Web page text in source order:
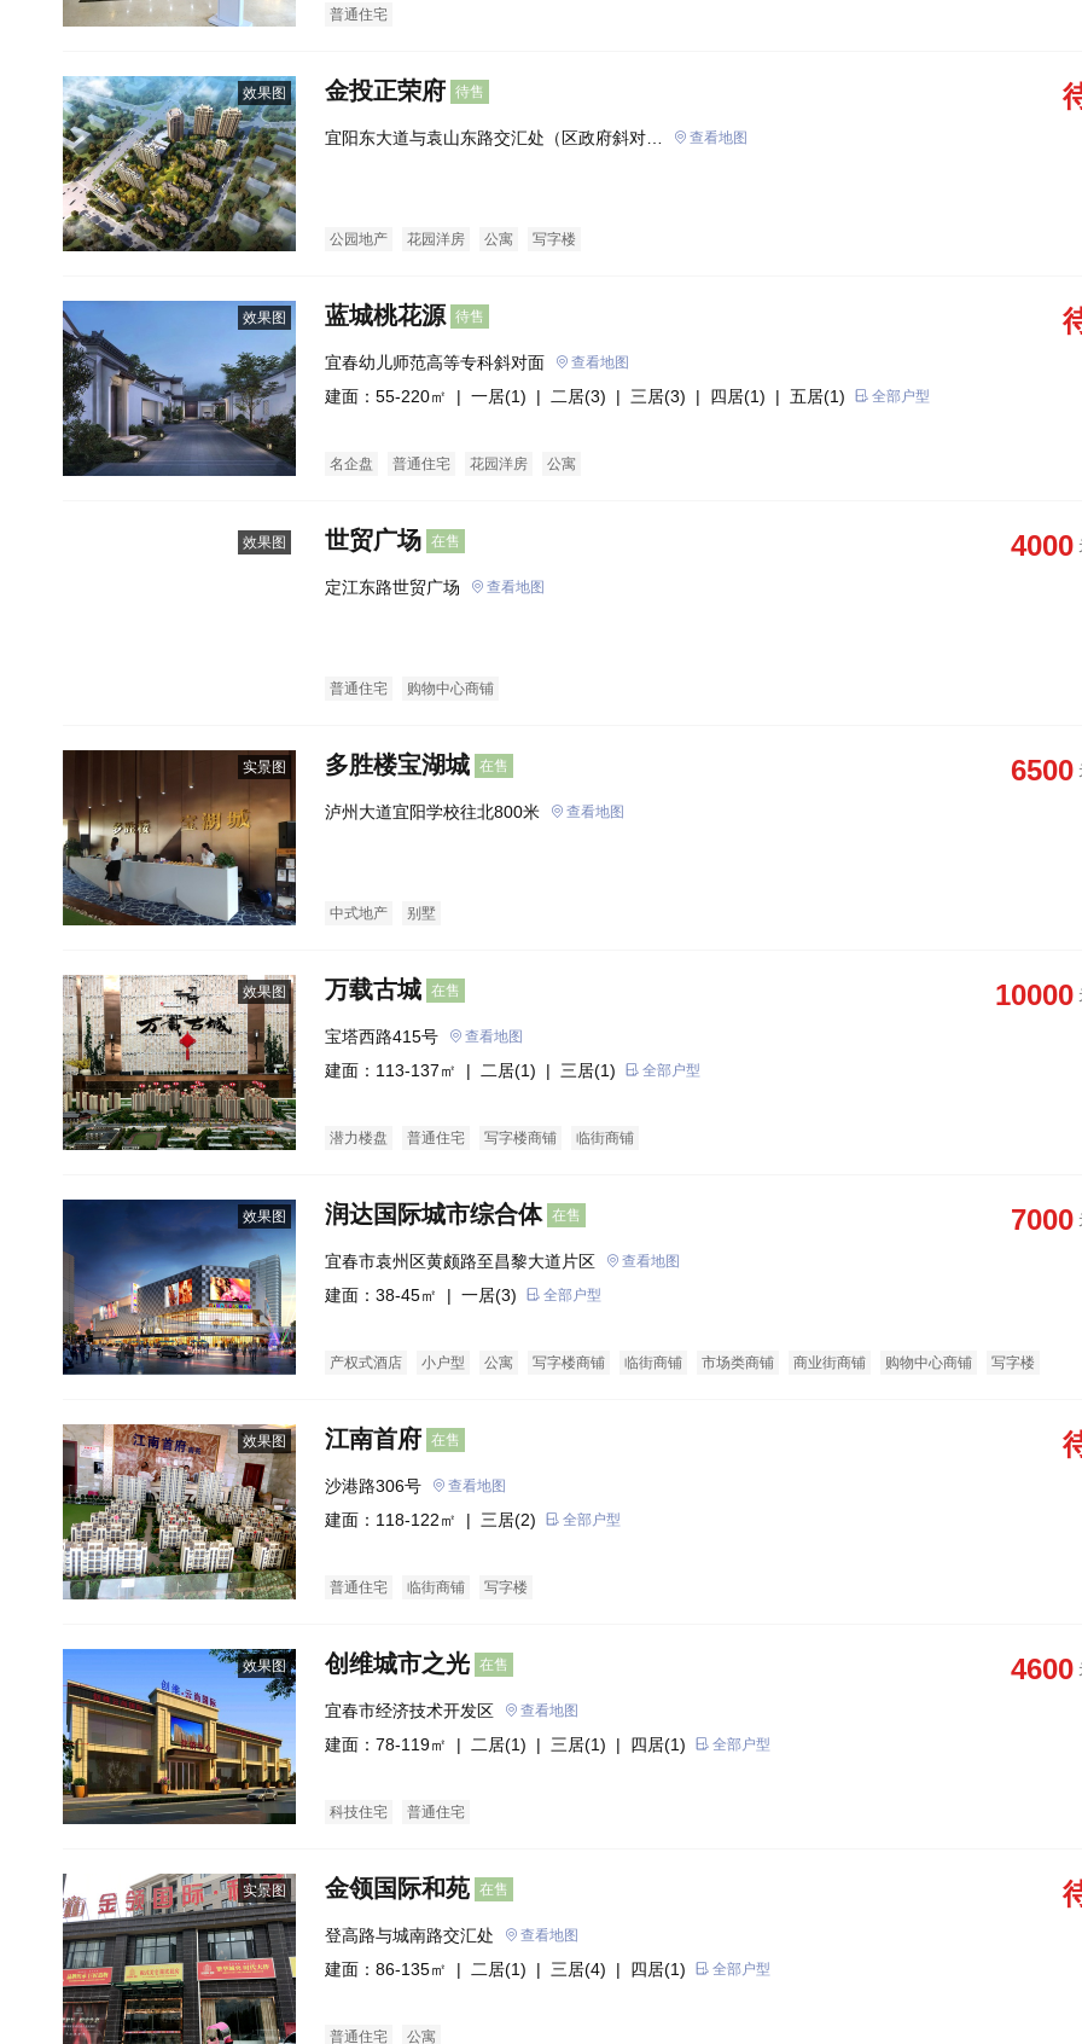
普通住宅
效果图 金投正荣府 待售
宜阳东大道与袁山东路交汇处（区政府斜对
查看地图
公园地产 花园洋房 公寓 写字楼
效果图 蓝城桃花源 待售
宜春幼儿师范高等专科斜对面 查看地图
建面：55-220㎡ | 一居(1) | 二居(3) | 三居(3) | 四居(1) | 五居(1) 全部户型
名企盘 普通住宅 花园洋房 公寓
效果图 世贸广场 在售 4000
定江东路世贸广场 查看地图
普通住宅 购物中心商铺
实景图 多胜楼宝湖城 在售 6500
泸州大道宜阳学校往北800米 查看地图
中式地产 别墅
效果图 万载古城 在售 10000
宝塔西路415号 查看地图
建面：113-137㎡ | 二居(1) | 三居(1) 全部户型
潜力楼盘 普通住宅 写字楼商铺 临街商铺
效果图 润达国际城市综合体 在售 7000
宜春市袁州区黄颇路至昌黎大道片区 查看地图
建面：38-45㎡ | 一居(3) 全部户型
产权式酒店 小户型 公寓 写字楼商铺 临街商铺 市场类商铺 商业街商铺 购物中心商铺 写字楼
效果图 江南首府 在售
沙港路306号 查看地图
建面：118-122㎡ | 三居(2) 全部户型
普通住宅 临街商铺 写字楼
效果图 创维城市之光 在售 4600
宜春市经济技术开发区 查看地图
建面：78-119㎡ | 二居(1) | 三居(1) | 四居(1) 全部户型
科技住宅 普通住宅
实景图 金领国际和苑 在售
登高路与城南路交汇处 查看地图
建面：86-135㎡ | 二居(1) | 三居(4) | 四居(1) 全部户型
普通住宅 公寓